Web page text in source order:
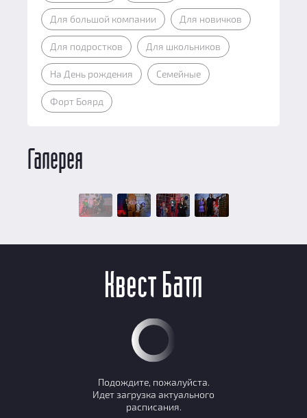
Для большой компании Для новичков
Для подростков Для школьников
На День рождения Семейные
Форт Боярд
Галерея
Квест Батл
Подождите, пожалуйста.
Идет загрузка актуального
расписания.